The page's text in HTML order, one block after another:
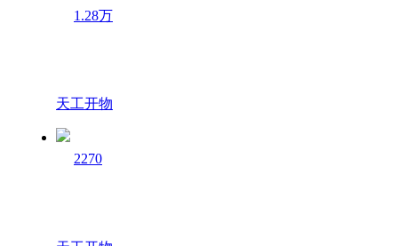
1.28万
天工开物
2270